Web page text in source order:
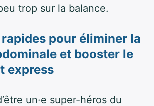
trop sur la balance.
pour éliminer la
et booster le
express
un·e super-héros du